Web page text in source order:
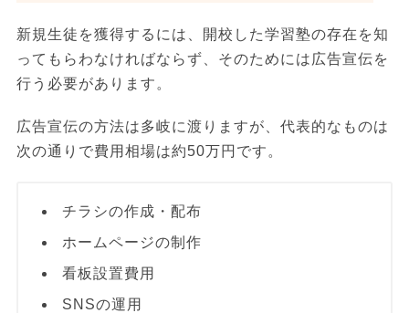
新規生徒を獲得するには、開校した学習塾の存在を知
ってもらわなければならず、そのためには広告宣伝を
行う必要があります。
広告宣伝の方法は多岐に渡りますが、代表的なものは
次の通りで費用相場は約50万円です。
チラシの作成・配布
ホームページの制作
看板設置費用
SNSの運用